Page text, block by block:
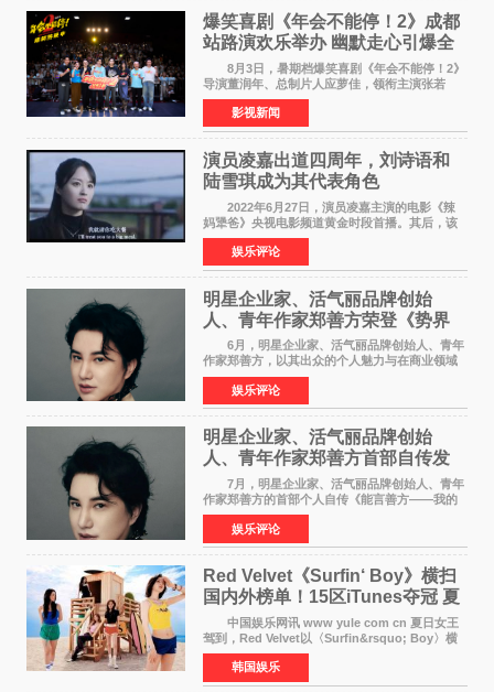
爆笑喜剧《年会不能停！2》成都
站路演欢乐举办 幽默走心引爆全
场共鸣
8月3日，暑期档爆笑喜剧《年会不能停！2》
导演董润年、总制片人应萝佳，领衔主演张若
昀、白客，惊喜出演庄达菲，特别主演孙艺洲，
特别出演田雨，友情出演欧阳奋强出席成都路
演，与观众近距离互
影视新闻
演员凌嘉出道四周年，刘诗语和
陆雪琪成为其代表角色
2022年6月27日，演员凌嘉主演的电影《辣
妈犟爸》央视电影频道黄金时段首播。其后，该
电影在央视电影频道多次复播（2022年8月10
日，2022年9月30日，2023年7月17日，2025年7
月14日）。除了多次复
娱乐评论
明星企业家、活气丽品牌创始
人、青年作家郑善方荣登《势界
POWERCIRCLES》6月刊
6月，明星企业家、活气丽品牌创始人、青年
作家郑善方，以其出众的个人魅力与在商业领域
的卓越建树，成功登上《势界
POWERCIRCLES》，展现了他在时尚与商业领
域的双重影响力。 明星企业家、青
娱乐评论
明星企业家、活气丽品牌创始
人、青年作家郑善方首部自传发
布， 书写跨界创业者的成长答卷
7月，明星企业家、活气丽品牌创始人、青年
作家郑善方的首部个人自传《能言善方——我的
跨界人生》正式发行。这本书以他的人生轨迹为
脉络，首次完整公开了从逐梦少年到横跨美业、
公益等多领域的
娱乐评论
Red Velvet《Surfin‘ Boy》横扫
国内外榜单！15区iTunes夺冠 夏
日女王强势回归
中国娱乐网讯 www yule com cn 夏日女王
驾到，Red Velvet以〈Surfin&rsquo; Boy〉横
扫国内外榜单，获得音乐粉丝的热烈反响。
Red Velvet于3日发行了夏日迷你专辑《Velvet
Summer》，
韩国娱乐